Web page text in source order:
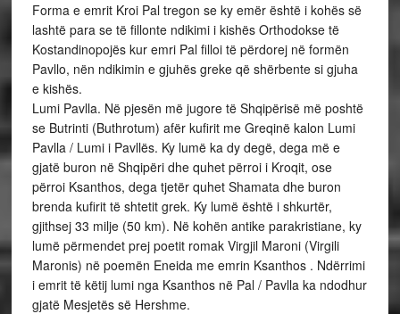
Forma e emrit Kroi Pal tregon se ky emër është i kohës së
lashtë para se të fillonte ndikimi i kishës Orthodokse të
Kostandinopojës kur emri Pal filloi të përdorej në formën
Pavllo, nën ndikimin e gjuhës greke që shërbente si gjuha
e kishës.
Lumi Pavlla. Në pjesën më jugore të Shqipërisë më poshtë
se Butrinti (Buthrotum) afër kufirit me Greqinë kalon Lumi
Pavlla / Lumi i Pavllës. Ky lumë ka dy degë, dega më e
gjatë buron në Shqipëri dhe quhet përroi i Kroqit, ose
përroi Ksanthos, dega tjetër quhet Shamata dhe buron
brenda kufirit të shtetit grek. Ky lumë është i shkurtër,
gjithsej 33 milje (50 km). Në kohën antike parakristiane, ky
lumë përmendet prej poetit romak Virgjil Maroni (Virgili
Maronis) në poemën Eneida me emrin Ksanthos . Ndërrimi
i emrit të këtij lumi nga Ksanthos në Pal / Pavlla ka ndodhur
gjatë Mesjetës së Hershme.